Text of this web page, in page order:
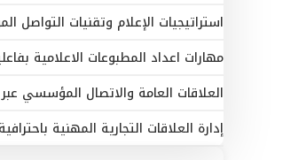
استراتيجيات الإعلام وتقنيات التواصل
مهارات اعداد المطبوعات الاعلامية بفاعلية(10
العلاقات العامة والاتصال المؤسسي
إدارة العلاقات التجارية المهنية باحترافية